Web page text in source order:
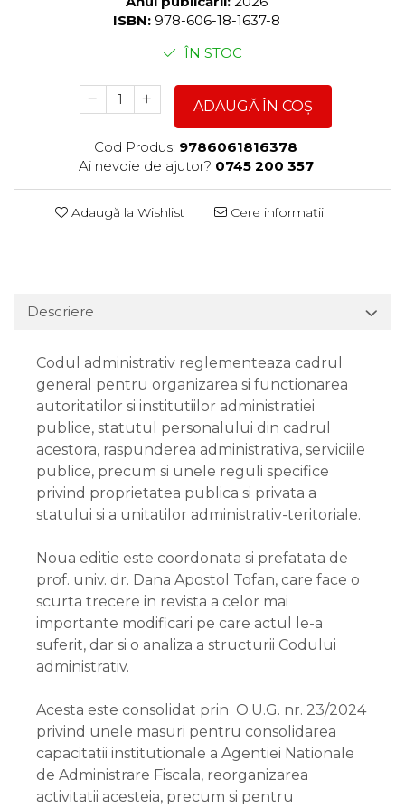
ISBN: 978-606-18-1637-8
ÎN STOC
ADAUGĂ ÎN COȘ
Cod Produs: 9786061816378
Ai nevoie de ajutor? 0745 200 357
Adaugă la Wishlist Cere informații
Descriere
Codul administrativ reglementeaza cadrul
general pentru organizarea si functionarea
autoritatilor si institutiilor administratiei
publice, statutul personalului din cadrul
acestora, raspunderea administrativa, serviciile
publice, precum si unele reguli specifice
privind proprietatea publica si privata a
statului si a unitatilor administrativ-teritoriale.
Noua editie este coordonata si prefatata de
prof. univ. dr. Dana Apostol Tofan, care face o
scurta trecere in revista a celor mai
importante modificari pe care actul le-a
suferit, dar si o analiza a structurii Codului
administrativ.
Acesta este consolidat prin O.U.G. nr. 23/2024
privind unele masuri pentru consolidarea
capacitatii institutionale a Agentiei Nationale
de Administrare Fiscala, reorganizarea
activitatii acesteia, precum si pentru